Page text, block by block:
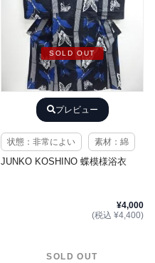
SOLD OUT
プレビュー
状態：非常によい 素材：綿
JUNKO KOSHINO 蝶模様浴衣
¥4,000
(税込 ¥4,400)
SOLD OUT